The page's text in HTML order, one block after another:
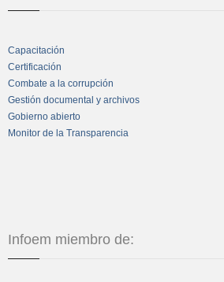
Capacitación
Certificación
Combate a la corrupción
Gestión documental y archivos
Gobierno abierto
Monitor de la Transparencia
Infoem miembro de: